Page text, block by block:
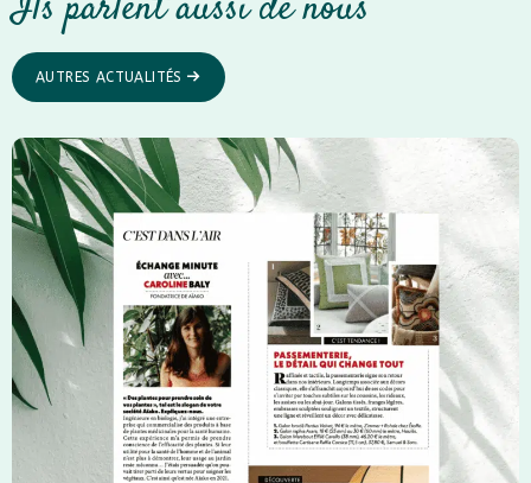
AUTRES ACTUALITÉS